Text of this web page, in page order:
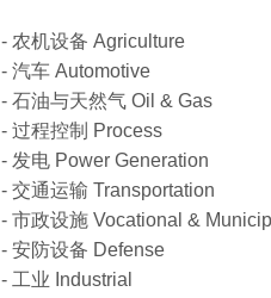
- 农机设备 Agriculture
- 汽车 Automotive
- 石油与天然气 Oil & Gas
- 过程控制 Process
- 发电 Power Generation
- 交通运输 Transportation
- 市政设施 Vocational &
- 安防设备 Defense
- 工业 Industrial